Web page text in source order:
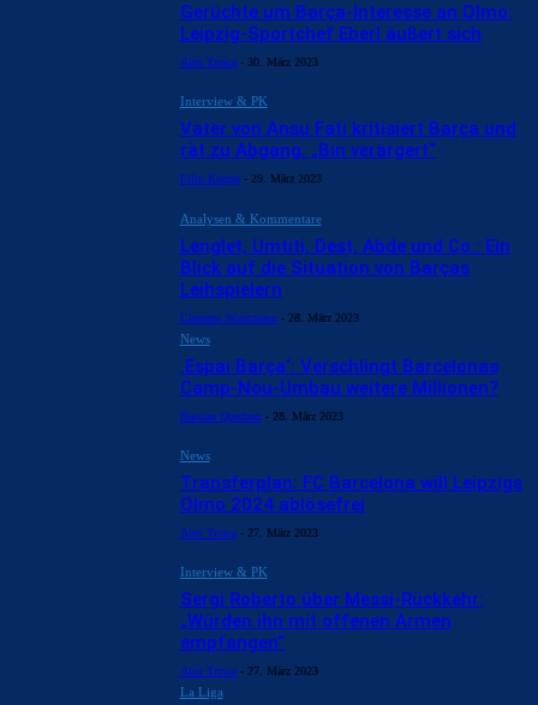
Gerüchte um Barça-Interesse an Olmo:
Leipzig-Sportchef Eberl äußert sich
Alex Truica - 30. März 2023
Interview & PK
Vater von Ansu Fati kritisiert Barça und
rät zu Abgang: „Bin verärgert“
Filip Knopp - 29. März 2023
Analysen & Kommentare
Lenglet, Umtiti, Dest, Abde und Co.: Ein
Blick auf die Situation von Barças
Leihspielern
Clemens Wustmann - 28. März 2023
News
‚Espai Barça‘: Verschlingt Barcelonas
Camp-Nou-Umbau weitere Millionen?
Bastian Quednau - 28. März 2023
News
Transferplan: FC Barcelona will Leipzigs
Olmo 2024 ablösefrei
Alex Truica - 27. März 2023
Interview & PK
Sergi Roberto über Messi-Rückkehr:
„Würden ihn mit offenen Armen
empfangen“
Alex Truica - 27. März 2023
La Liga